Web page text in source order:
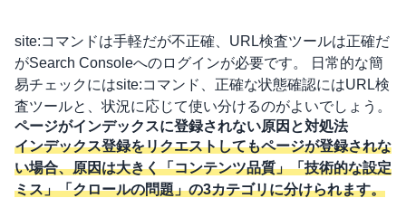
site:コマンドは手軽だが不正確、URL検査ツールは正確だ
がSearch Consoleへのログインが必要です。 日常的な簡
易チェックにはsite:コマンド、正確な状態確認にはURL検
査ツールと、状況に応じて使い分けるのがよいでしょう。
ページがインデックスに登録されない原因と対処法
インデックス登録をリクエストしてもページが登録されな
い場合、原因は大きく「コンテンツ品質」「技術的な設定
ミス」「クロールの問題」の3カテゴリに分けられます。